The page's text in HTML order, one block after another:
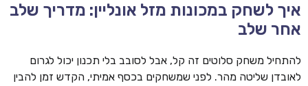
איך לשחק במכונות מזל אונליין: מדריך שלב
אחר שלב
להתחיל משחק סלוטים זה קל, אבל לסובב בלי תכנון יכול לגרום
לאובדן שליטה מהר. לפני שמשחקים בכסף אמיתי, הקדש זמן להבין